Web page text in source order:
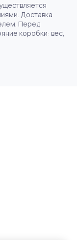
Доставка
Перед
коробки: вес,